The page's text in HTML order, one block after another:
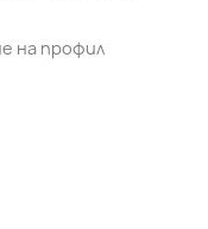
на профил